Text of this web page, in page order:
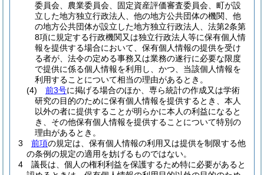
委員会、農業委員会、固定資産評価審査委員会、町が設
立した地方独立行政法人、他の地方公共団体の機関、他
の地方公共団体が設立した地方独立行政法人、法第2条第
8項に規定する行政機関又は独立行政法人等に保有個人情
報を提供する場合において、保有個人情報の提供を受け
る者が、法令の定める事務又は業務の遂行に必要な限度
で提供に係る個人情報を利用し、かつ、当該個人情報を
利用することについて相当の理由があるとき。
(4)
前3号に掲げる場合のほか、専ら統計の作成又は学術
研究の目的のために保有個人情報を提供するとき、本人
以外の者に提供することが明らかに本人の利益になると
き、その他保有個人情報を提供することについて特別の
理由があるとき。
3
前項の規定は、保有個人情報の利用又は提供を制限する他
の条例の規定の適用を妨げるものではない。
4
議長は、個人の権利利益を保護するため特に必要があると